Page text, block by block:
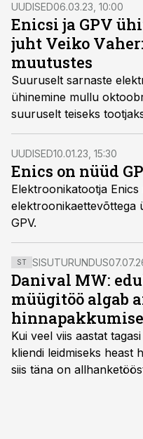
UUDISED06.03.23, 10:00
Enicsi ja GPV
juht Veiko
muutustes
Suuruselt sarnaste
ühinemine mullu
suuruselt teiseks
sõnul on ka ettevõtte
muutuste aeg.
UUDISED10.01.23, 15:30
Enics on nüüd
Elektroonikatootja
elektroonikaettevõttega
GPV.
ST SISUTURUNDUS
Danival MW:
müügitöö algab
Kui veel viis aastat
kliendi leidmiseks heast
siis täna on